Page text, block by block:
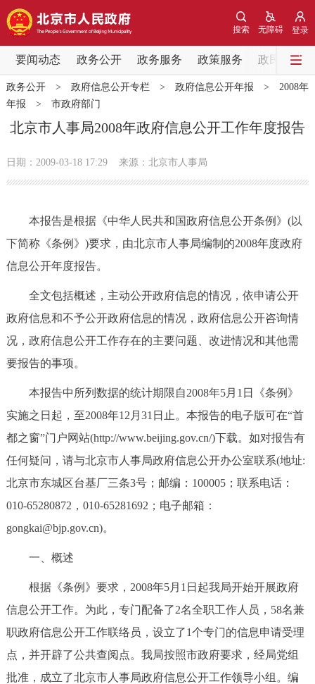
登录
无障碍
搜索
要闻动态 政务公开 政务服务 政策服务 政民互动
要闻动态
党中央精神 国务院信息 中央部委动态
北京要闻 会议信息 部门动态
各区热点
政务公开
市领导 机构职能 政策服务
政策兑现 政策解读 回应关切
决策公开 专题公开
政务服务
便民服务 利企服务 投资项目
中介服务 阳光政务
政民互动
12345网上接诉即办
参与调查 在线访谈 图说互动
走进北京
北京概况 十六区概览 人文北京
政务公开> 政府信息公开专栏> 政府信息公开年报 > 2008年
年报 > 市政府部门
北京市人事局2008年政府信息公开工作年度报告
日期：2009-03-18 17:29 来源：北京市人事局
本报告是根据《中华人民共和国政府信息公开条例》(以
下简称《条例》)要求，由北京市人事局编制的2008年度政府
信息公开年度报告。
全文包括概述，主动公开政府信息的情况，依申请公开
政府信息和不予公开政府信息的情况，政府信息公开咨询情
况，政府信息公开工作存在的主要问题、改进情况和其他需
要报告的事项。
本报告中所列数据的统计期限自2008年5月1日《条例》
实施之日起，至2008年12月31日止。本报告的电子版可在“首
都之窗”门户网站(http://www.beijing.gov.cn/)下载。如对报告有
任何疑问，请与北京市人事局政府信息公开办公室联系(地址:
北京市东城区台基厂三条3号；邮编：100005；联系电话：
010-65280872，010-65281692；电子邮箱：
gongkai@bjp.gov.cn)。
一、概述
根据《条例》要求，2008年5月1日起我局开始开展政府
信息公开工作。为此，专门配备了2名全职工作人员，58名兼
职政府信息公开工作联络员，设立了1个专门的信息申请受理
点，并开辟了公共查阅点。我局按照市政府要求，经局党组
批准，成立了北京市人事局政府信息公开工作领导小组。编